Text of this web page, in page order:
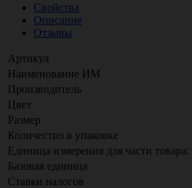
Свойства
Описание
Отзывы
Артикул
Наименование ИМ
Производитель
Цвет
Размер
Количество в упаковке
Единица измерения для части товара:
Базовая единица
Ставки налогов